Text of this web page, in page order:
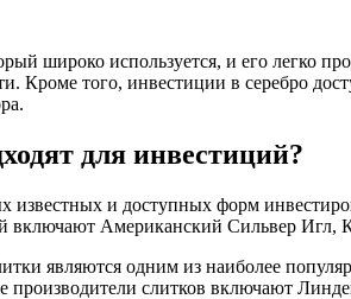
широко используется, и его легко
Кроме того, инвестиции в серебро
для инвестиций?
известных и доступных форм
включают Американский Сильвер Игл,
являются одним из наиболее
производители слитков включают